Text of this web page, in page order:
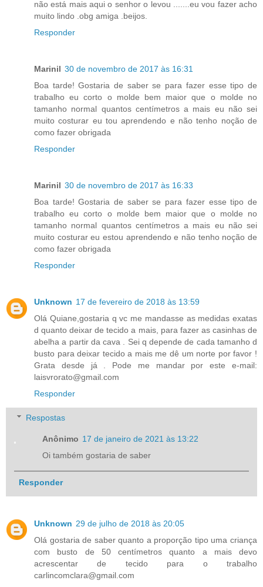
não está mais aqui o senhor o levou .......eu vou fazer acho
muito lindo .obg amiga .beijos.
Responder
Marinil 30 de novembro de 2017 às 16:31
Boa tarde! Gostaria de saber se para fazer esse tipo de
trabalho eu corto o molde bem maior que o molde no
tamanho normal quantos centímetros a mais eu não sei
muito costurar eu tou aprendendo e não tenho noção de
como fazer obrigada
Responder
Marinil 30 de novembro de 2017 às 16:33
Boa tarde! Gostaria de saber se para fazer esse tipo de
trabalho eu corto o molde bem maior que o molde no
tamanho normal quantos centímetros a mais eu não sei
muito costurar eu estou aprendendo e não tenho noção de
como fazer obrigada
Responder
Unknown 17 de fevereiro de 2018 às 13:59
Olá Quiane,gostaria q vc me mandasse as medidas exatas
d quanto deixar de tecido a mais, para fazer as casinhas de
abelha a partir da cava . Sei q depende de cada tamanho d
busto para deixar tecido a mais me dê um norte por favor !
Grata desde já . Pode me mandar por este e-mail:
laisvrorato@gmail.com
Responder
Respostas
Anônimo 17 de janeiro de 2021 às 13:22
Oi também gostaria de saber
Responder
Unknown 29 de julho de 2018 às 20:05
Olá gostaria de saber quanto a proporção tipo uma criança
com busto de 50 centímetros quanto a mais devo
acrescentar de tecido para o trabalho
carlincomclara@gmail.com